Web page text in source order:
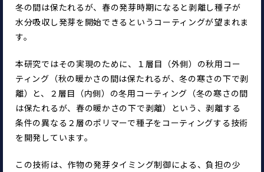
冬の間は保たれるが、春の発芽時期になると剥離し種子が
水分吸収し発芽を開始できるというコーティングが望まれま
す。
本研究ではその実現のために、１層目（外側）の秋用コー
ティング（秋の暖かさの間は保たれるが、冬の寒さの下で剥
離）と、２層目（内側）の冬用コーティング（冬の寒さの間
は保たれるが、春の暖かさの下で剥離）という、剥離する
条件の異なる２層のポリマーで種子をコーティングする技術
を開発しています。
この技術は、作物の発芽タイミング制御による、負担の少